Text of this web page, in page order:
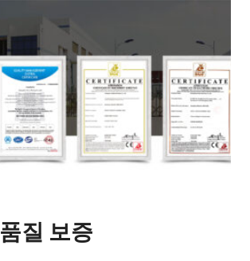
품질 보증